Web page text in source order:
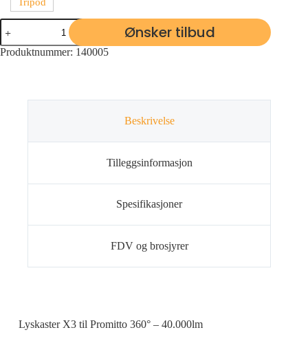
Ønsker tilbud
Produktnummer: 140005
Beskrivelse
Tilleggsinformasjon
Spesifikasjoner
FDV og brosjyrer
Lyskaster X3 til Promitto 360° – 40.000lm